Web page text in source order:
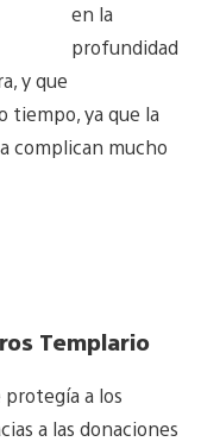
en la
profundidad
y que
tiempo, ya que la
complican mucho
Templario
protegía a los
a las donaciones